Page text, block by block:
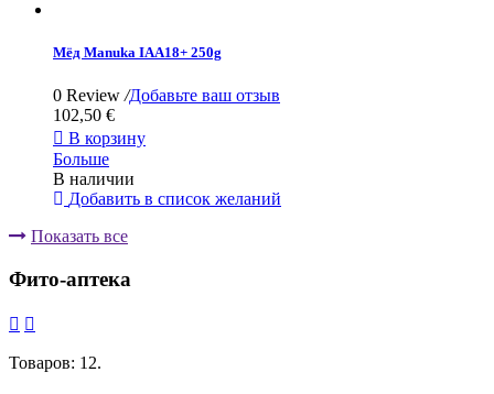
Мёд Manuka IAA18+ 250g
0 Review /Добавьте ваш отзыв
102,50 €
 В корзину
Больше
В наличии
Добавить в список желаний
Показать все
Фито-аптека
 
Товаров: 12.